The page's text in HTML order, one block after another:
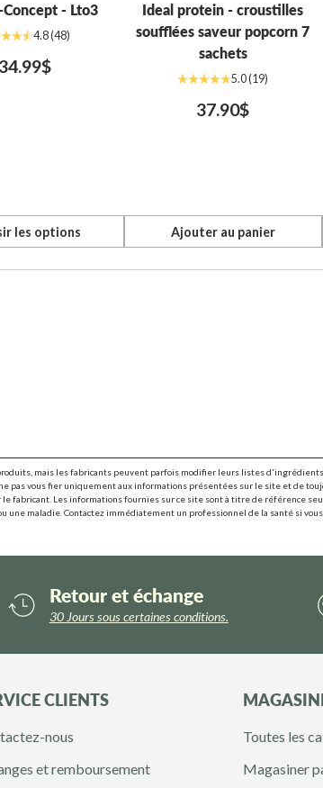
- Lto3
4.8(48)
34.99$
les options
Ideal protein - croustilles
soufflées saveur popcorn 7
sachets
5.0(19)
37.90$
Ajouter au panier
Quantité
mais les fabricants peuvent parfois modifier leurs listes
pas vous fier uniquement aux informations présentées sur le site et de
fabricant. Les informations fournies sur ce site sont à titre de référence
maladie. Contactez immédiatement un professionnel de la santé si
Retour et échange
30 Jours sous certaines conditions.
CLIENTS
nous
et remboursement
Toutes les
Magasiner